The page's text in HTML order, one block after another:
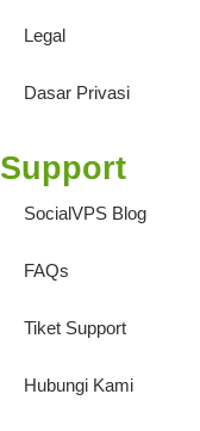
Legal
Dasar Privasi
Support
SocialVPS Blog
FAQs
Tiket Support
Hubungi Kami